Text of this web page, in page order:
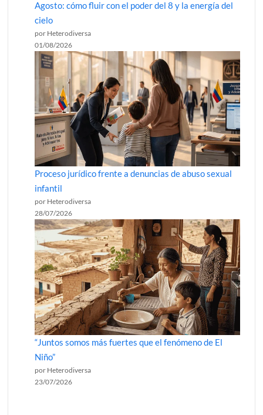
Agosto: cómo fluir con el poder del 8 y la energía del
cielo
por Heterodiversa
01/08/2026
Proceso jurídico frente a denuncias de abuso sexual
infantil
por Heterodiversa
28/07/2026
“Juntos somos más fuertes que el fenómeno de El
Niño”
por Heterodiversa
23/07/2026